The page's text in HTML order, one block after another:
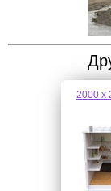
2000 х